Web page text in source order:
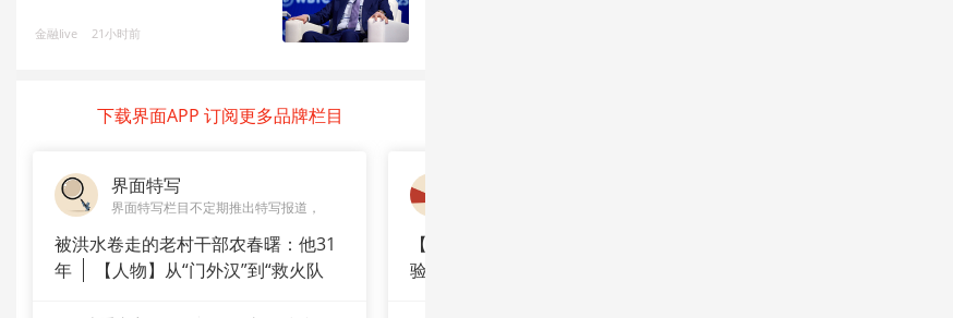
金融live 21小时前
下载界面APP 订阅更多品牌栏目
界面特写
界面特写栏目不定期推出特写报道，
被洪水卷走的老村干部农春曙：他31
年
【人物】从“门外汉”到“救火队
【深度】长鑫上市浮盈万亿，“合肥经
验